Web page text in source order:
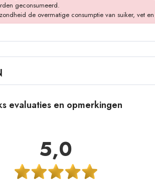
geconsumeerd.
de overmatige consumptie van suiker, vet
evaluaties en opmerkingen
5,0